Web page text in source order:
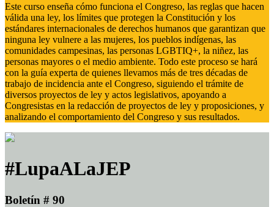
Este curso enseña cómo funciona el Congreso, las reglas que hacen
válida una ley, los límites que protegen la Constitución y los
estándares internacionales de derechos humanos que garantizan que
ninguna ley vulnere a las mujeres, los pueblos indígenas, las
comunidades campesinas, las personas LGBTIQ+, la niñez, las
personas mayores o el medio ambiente. Todo este proceso se hará
con la guía experta de quienes llevamos más de tres décadas de
trabajo de incidencia ante el Congreso, siguiendo el trámite de
diversos proyectos de ley y actos legislativos, apoyando a
Congresistas en la redacción de proyectos de ley y proposiciones, y
analizando el comportamiento del Congreso y sus resultados.
#LupaALaJEP
Boletín # 90